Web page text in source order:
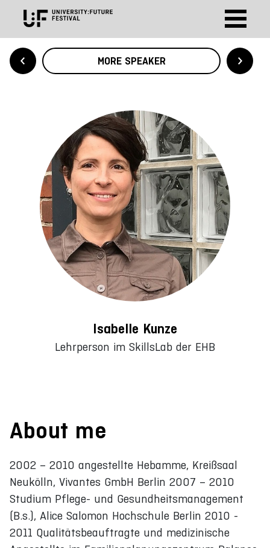
MORE SPEAKER
Isabelle Kunze
Lehrperson im SkillsLab der EHB
About me
2002 – 2010 angestellte Hebamme, Kreißsaal
Neukölln, Vivantes GmbH Berlin 2007 – 2010
Studium Pflege- und Gesundheitsmanagement
(B.s.), Alice Salomon Hochschule Berlin 2010 -
2011 Qualitätsbeauftragte und medizinische